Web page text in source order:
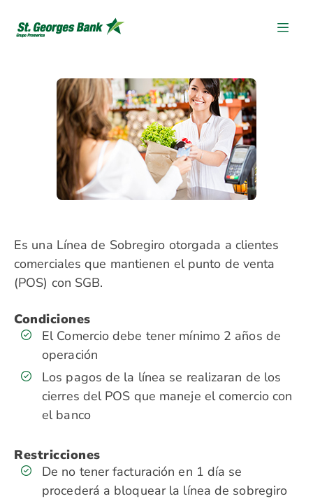
Es una Línea de Sobregiro otorgada a clientes
comerciales que mantienen el punto de venta
(POS) con SGB.
Condiciones
El Comercio debe tener mínimo 2 años de
operación
Los pagos de la línea se realizaran de los
cierres del POS que maneje el comercio con
el banco
Restricciones
De no tener facturación en 1 día se
procederá a bloquear la línea de sobregiro